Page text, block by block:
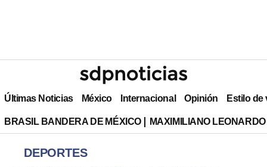
Últimas Noticias México Internacional Opinión Estilo de
BRASIL BANDERA DE MÉXICO MAXIMILIANO
DEPORTES